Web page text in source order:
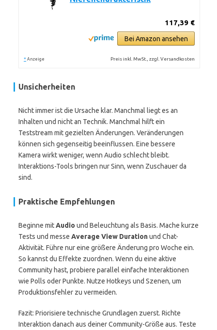
117,39 €
Bei Amazon ansehen
* Anzeige Preis inkl. MwSt., zzgl. Versandkosten
Unsicherheiten
Nicht immer ist die Ursache klar. Manchmal liegt es an
Inhalten und nicht an Technik. Manchmal hilft ein
Teststream mit gezielten Änderungen. Veränderungen
können sich gegenseitig beeinflussen. Eine bessere
Kamera wirkt weniger, wenn Audio schlecht bleibt.
Interaktions-Tools bringen nur Sinn, wenn Zuschauer da
sind.
Praktische Empfehlungen
Beginne mitAudio und Beleuchtung als Basis. Mache kurze
Tests und messe Average View Durationund Chat-
Aktivität. Führe nur eine größere Änderung pro Woche ein.
So kannst du Effekte zuordnen. Wenn du eine aktive
Community hast, probiere parallel einfache Interaktionen
wie Polls oder Punkte. Nutze Hotkeys und Szenen, um
Produktionsfehler zu vermeiden.
Fazit: Priorisiere technische Grundlagen zuerst. Richte
Interaktion danach aus deiner Community-Größe aus. Teste